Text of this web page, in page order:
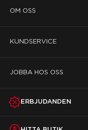
OM OSS
KUNDSERVICE
JOBBA HOS OSS
ERBJUDANDEN